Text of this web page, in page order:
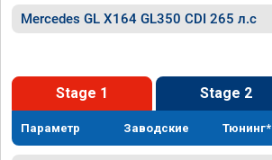
Mercedes GL X164 GL350 CDI 265 л.с
Stage 1 Stage 2
Параметр Заводские Тюнинг*